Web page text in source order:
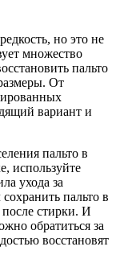
но это не
множество
пальто
От
вариант и
пальто в
используйте
ухода за
пальто в
стирки. И
обратиться за
восстановят